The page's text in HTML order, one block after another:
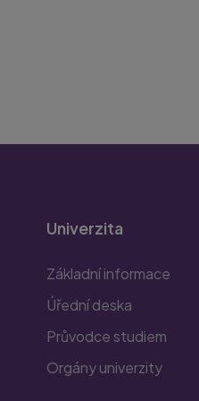
Univerzita
Základní informace
Úřední deska
Průvodce studiem
Orgány univerzity